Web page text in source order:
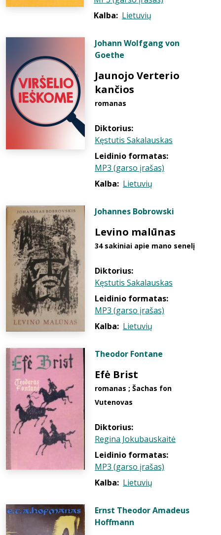
Kalba: Lietuvių
Johann Wolfgang von
Goethe
Jaunojo Verterio
kančios
romanas
Diktorius:
Kęstutis Sakalauskas
Leidinio formatas:
MP3 (garso įrašas)
Kalba: Lietuvių
Johannes Bobrowski
Levino malūnas
34 sakiniai apie mano senelį
Diktorius:
Kęstutis Sakalauskas
Leidinio formatas:
MP3 (garso įrašas)
Kalba: Lietuvių
Theodor Fontane
Efė Brist
romanas ; Šachas fon
Vutenovas
Diktorius:
Regina Jokubauskaitė
Leidinio formatas:
MP3 (garso įrašas)
Kalba: Lietuvių
Ernst Theodor Amadeus
Hoffmann